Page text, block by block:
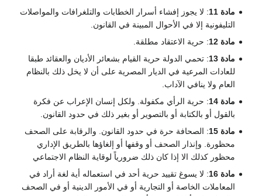
مادة 11
: لا يجوز إفشاء أسرار الخطابات والتلغرافات والمواصلات
التليفونية إلا في الأحوال المبينة في القانون.
مادة 12
: حرية الاعتقاد مطلقة.
مادة 13
: تحمي الدولة حرية القيام بشعائر الأديان والعقائد طبقا
للعادات المرعية في الديار المصرية على أن لا يخل ذلك بالنظام
العام ولا ينافي الآداب.
مادة 14
: حرية الرأي مكفولة. ولكل إنسان الإعراب عن فكرة
بالقول أو بالكتابة أو بالتصوير أو بغير ذلك في حدود القانون.
مادة 15
: الصحافة حرة في حدود القانون. والرقابة على الصحف
محظورة. وإنذار الصحف أو وقفها أو إلغاؤها بالطريق الإداري
محظور كذلك الا إذا كان ذلك ضرورياً لوقاية النظام الاجتماعي
مادة 16
: لا يسوغ تقييد حرية أحد في استعماله أية لغة أراد في
المعاملات الخاصة أو التجارية أو في الأمور الدينية أو في الصحف